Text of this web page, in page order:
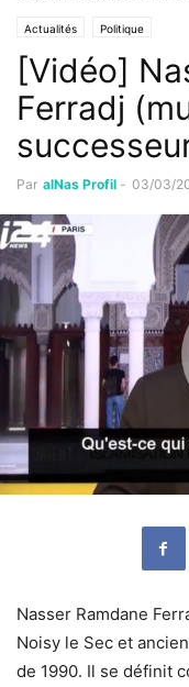
Actualités Politique
[Vidéo]
Ferradj
Par alNas Profil - 03/03/
Nasser Ramdane
Noisy le Sec et
de 1990. Il se définit